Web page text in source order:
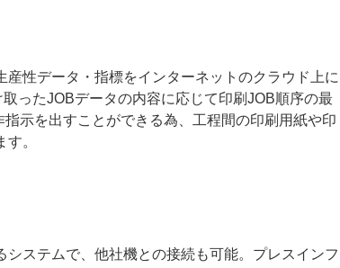
性データ・指標をインターネットのクラウド上に
ったJOBデータの内容に応じて印刷JOB順序の最
示を出すことができる為、工程間の印刷用紙や印
。
ステムで、他社機との接続も可能。プレスインフ